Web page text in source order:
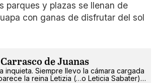
parques y plazas se llenan de
con ganas de disfrutar del sol
de Juanas
inquieta. Siempre llevo la cámara cargada
la reina Letizia (…o Leticia Sabater).